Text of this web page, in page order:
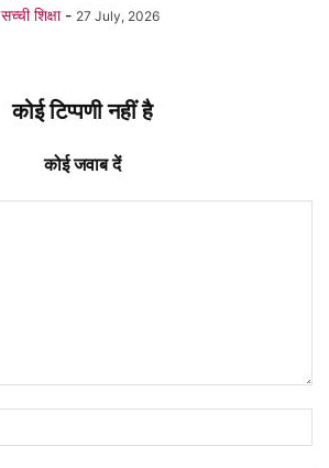
सच्ची शिक्षा - 27 July, 2026
कोई टिप्पणी नहीं है
कोई जवाब दें